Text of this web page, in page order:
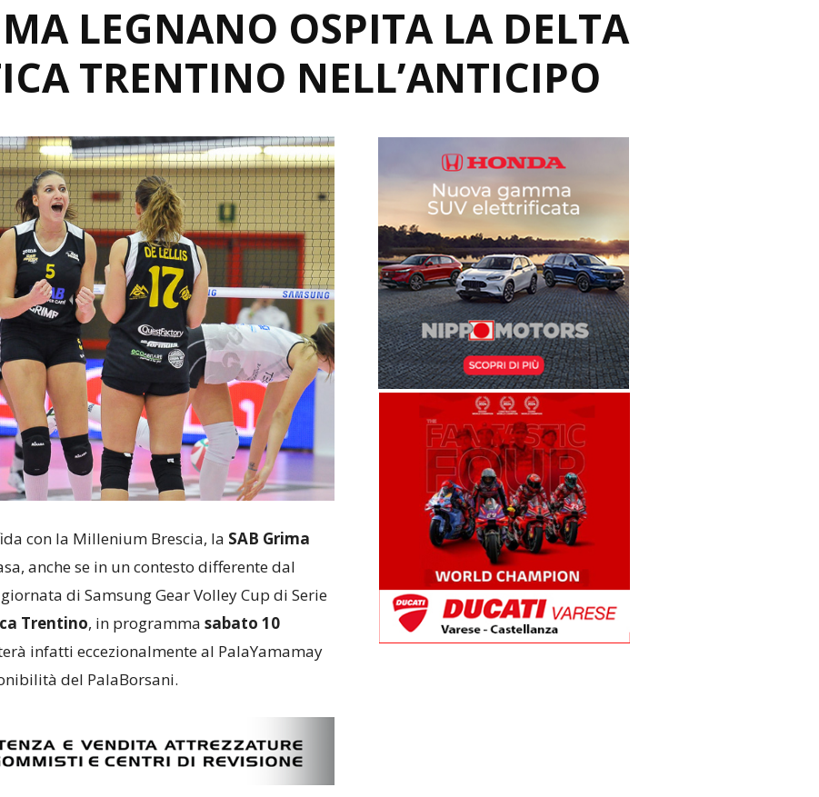
LEGNANO OSPITA LA DELTA
TRENTINO NELL’ANTICIPO
con la Millenium Brescia, la SAB Grima
anche se in un contesto differente dal
di Samsung Gear Volley Cup di Serie
Trentino, in programma sabato 10
infatti eccezionalmente al PalaYamamay
del PalaBorsani.